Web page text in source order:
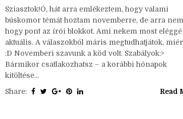
2025 játék,kérdezz/felelek,személyes,write tag
Sziasztok!Ó, hát arra emlékeztem, hogy valami
búskomor témát hoztam novemberre, de arra nem,
hogy pont az írói blokkot. Ami nekem most eléggé
aktuális. A válaszokból máris megtudhatjátok, miért.
:D Novemberi szavunk a köd volt. Szabályok:>
Bármikor csatlakozhatsz – a korábbi hónapok